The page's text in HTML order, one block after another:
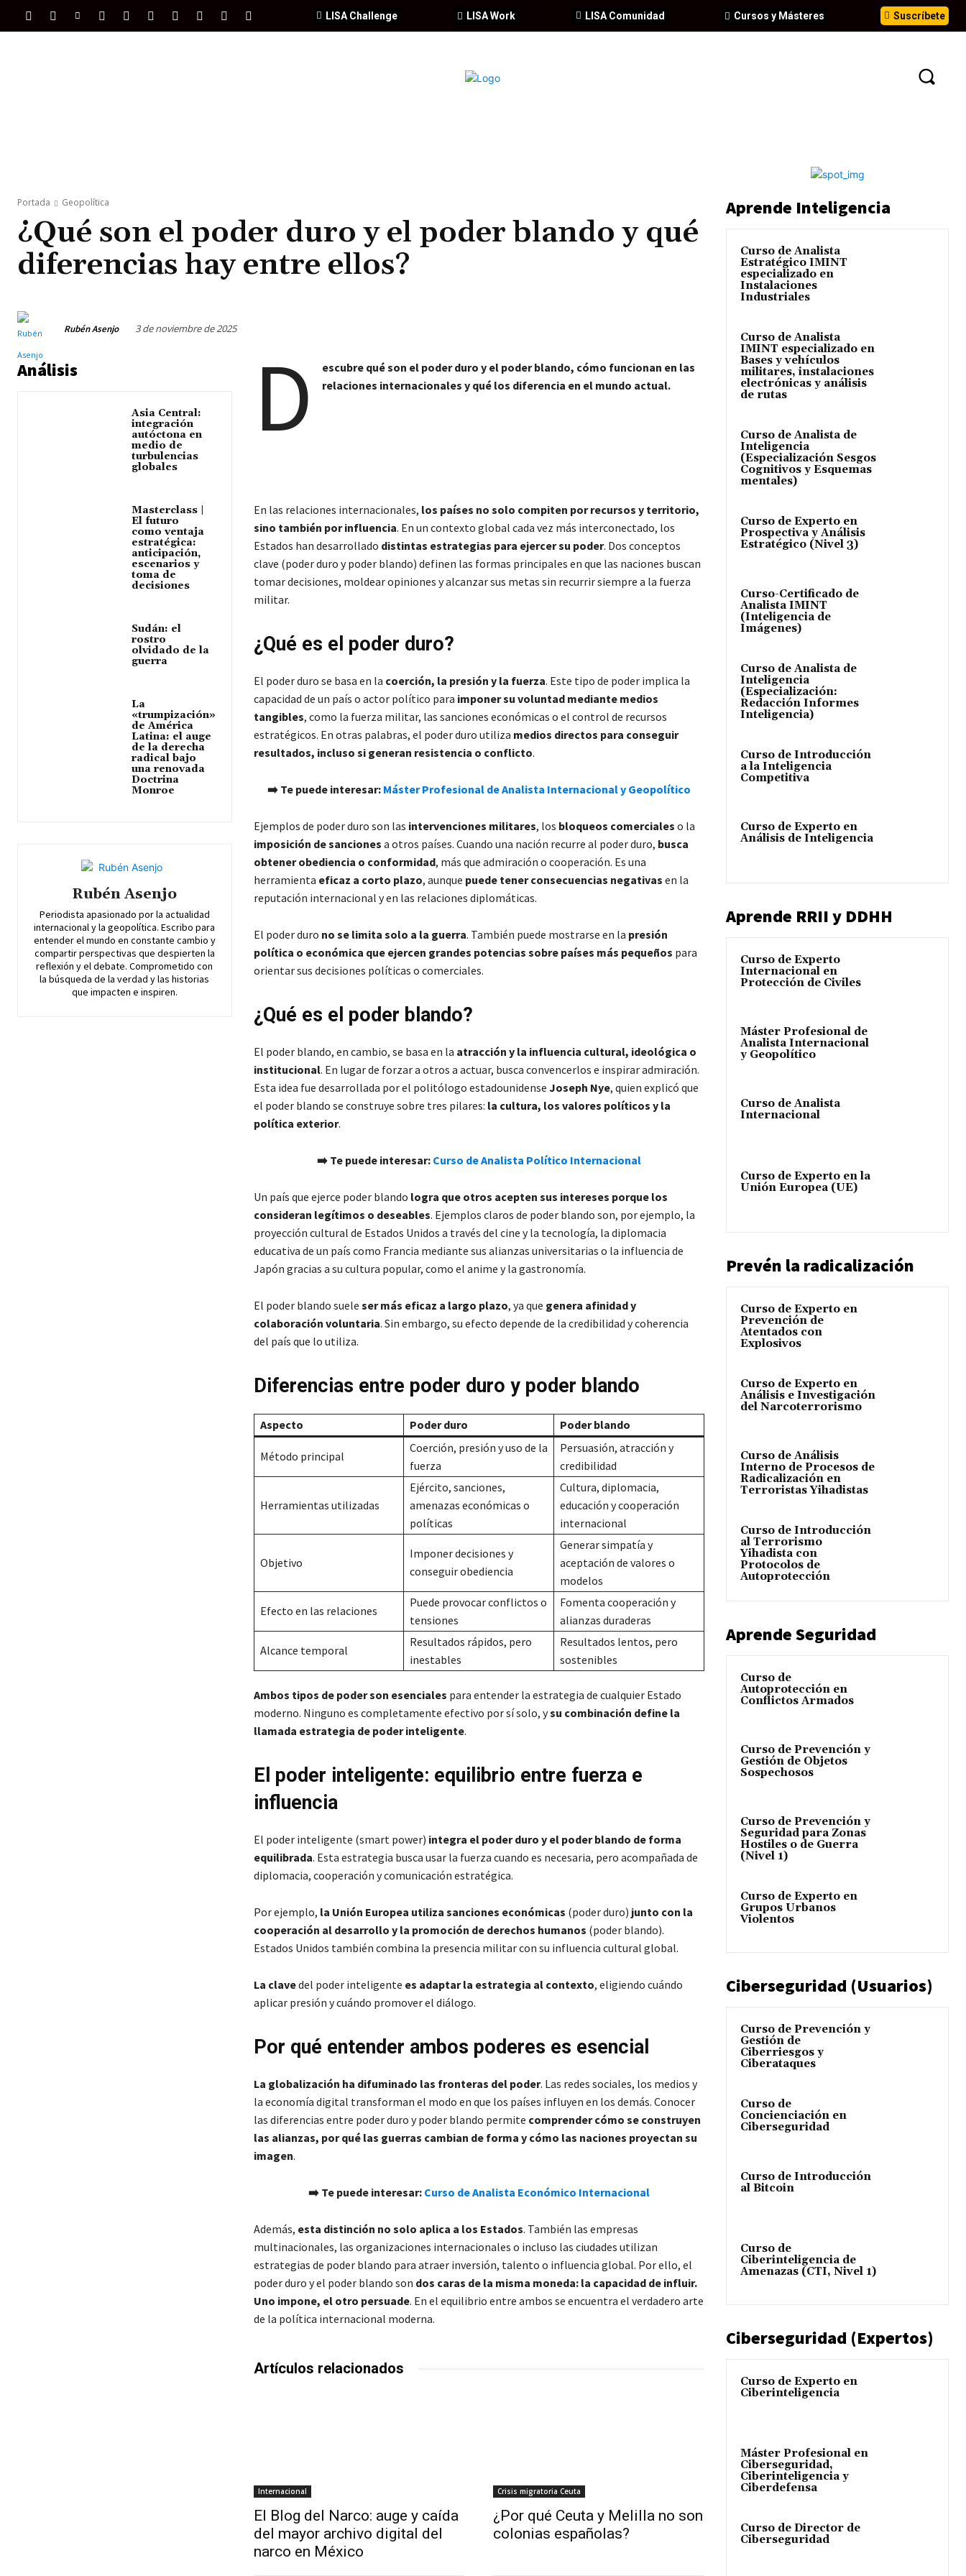
Suscríbete
Cursos y Másteres
LISA Comunidad
LISA Work
LISA Challenge
Portada Geopolítica
¿Qué son el poder duro y el poder blando y qué
diferencias hay entre ellos?
Rubén Asenjo 3 de noviembre de 2025
Análisis
Asia Central:
integración
autóctona en
medio de
turbulencias
globales
Masterclass |
El futuro
como ventaja
estratégica:
anticipación,
escenarios y
toma de
decisiones
Sudán: el
rostro
olvidado de la
guerra
La
«trumpización»
de América
Latina: el auge
de la derecha
radical bajo
una renovada
Doctrina
Monroe
Rubén Asenjo
Periodista apasionado por la actualidad
internacional y la geopolítica. Escribo para
entender el mundo en constante cambio y
compartir perspectivas que despierten la
reflexión y el debate. Comprometido con
la búsqueda de la verdad y las historias
que impacten e inspiren.
D
escubre qué son el poder duro y el poder blando, cómo funcionan en las
relaciones internacionales y qué los diferencia en el mundo actual.
En las relaciones internacionales, los países no solo compiten por recursos y territorio,
sino también por influencia. En un contexto global cada vez más interconectado, los
Estados han desarrollado distintas estrategias para ejercer su poder. Dos conceptos
clave (poder duro y poder blando) definen las formas principales en que las naciones buscan
tomar decisiones, moldear opiniones y alcanzar sus metas sin recurrir siempre a la fuerza
militar.
¿Qué es el poder duro?
El poder duro se basa en la coerción, la presión y la fuerza. Este tipo de poder implica la
capacidad de un país o actor político para imponer su voluntad mediante medios
tangibles, como la fuerza militar, las sanciones económicas o el control de recursos
estratégicos. En otras palabras, el poder duro utiliza medios directos para conseguir
resultados, incluso si generan resistencia o conflicto.
➡️ Te puede interesar: Máster Profesional de Analista Internacional y Geopolítico
Ejemplos de poder duro son las intervenciones militares, los bloqueos comerciales o la
imposición de sanciones a otros países. Cuando una nación recurre al poder duro, busca
obtener obediencia o conformidad, más que admiración o cooperación. Es una
herramienta eficaz a corto plazo, aunque puede tener consecuencias negativas en la
reputación internacional y en las relaciones diplomáticas.
El poder duro no se limita solo a la guerra. También puede mostrarse en la presión
política o económica que ejercen grandes potencias sobre países más pequeños para
orientar sus decisiones políticas o comerciales.
¿Qué es el poder blando?
El poder blando, en cambio, se basa en la atracción y la influencia cultural, ideológica o
institucional. En lugar de forzar a otros a actuar, busca convencerlos e inspirar admiración.
Esta idea fue desarrollada por el politólogo estadounidense Joseph Nye, quien explicó que
el poder blando se construye sobre tres pilares: la cultura, los valores políticos y la
política exterior.
➡️ Te puede interesar: Curso de Analista Político Internacional
Un país que ejerce poder blando logra que otros acepten sus intereses porque los
consideran legítimos o deseables. Ejemplos claros de poder blando son, por ejemplo, la
proyección cultural de Estados Unidos a través del cine y la tecnología, la diplomacia
educativa de un país como Francia mediante sus alianzas universitarias o la influencia de
Japón gracias a su cultura popular, como el anime y la gastronomía.
El poder blando suele ser más eficaz a largo plazo, ya que genera afinidad y
colaboración voluntaria. Sin embargo, su efecto depende de la credibilidad y coherencia
del país que lo utiliza.
Diferencias entre poder duro y poder blando
Aspecto Poder duro Poder blando
Método principal
Coerción, presión y uso de la
fuerza
Persuasión, atracción y
credibilidad
Herramientas utilizadas
Ejército, sanciones,
amenazas económicas o
políticas
Cultura, diplomacia,
educación y cooperación
internacional
Objetivo
Imponer decisiones y
conseguir obediencia
Generar simpatía y
aceptación de valores o
modelos
Efecto en las relaciones
Puede provocar conflictos o
tensiones
Fomenta cooperación y
alianzas duraderas
Alcance temporal
Resultados rápidos, pero
inestables
Resultados lentos, pero
sostenibles
Ambos tipos de poder son esenciales para entender la estrategia de cualquier Estado
moderno. Ninguno es completamente efectivo por sí solo, ysu combinación define la
llamada estrategia de poder inteligente.
El poder inteligente: equilibrio entre fuerza e
influencia
El poder inteligente (smart power) integra el poder duro y el poder blando de forma
equilibrada. Esta estrategia busca usar la fuerza cuando es necesaria, pero acompañada de
diplomacia, cooperación y comunicación estratégica.
Por ejemplo, la Unión Europea utiliza sanciones económicas (poder duro) junto con la
cooperación al desarrollo y la promoción de derechos humanos (poder blando).
Estados Unidos también combina la presencia militar con su influencia cultural global.
La clavedel poder inteligente es adaptar la estrategia al contexto, eligiendo cuándo
aplicar presión y cuándo promover el diálogo.
Por qué entender ambos poderes es esencial
La globalización ha difuminado las fronteras del poder. Las redes sociales, los medios y
la economía digital transforman el modo en que los países influyen en los demás. Conocer
las diferencias entre poder duro y poder blando permite comprender cómo se construyen
las alianzas, por qué las guerras cambian de forma y cómo las naciones proyectan su
imagen.
➡️ Te puede interesar: Curso de Analista Económico Internacional
Además, esta distinción no solo aplica a los Estados. También las empresas
multinacionales, las organizaciones internacionales o incluso las ciudades utilizan
estrategias de poder blando para atraer inversión, talento o influencia global. Por ello, el
poder duro y el poder blando son dos caras de la misma moneda: la capacidad de influir.
Uno impone, el otro persuade. En el equilibrio entre ambos se encuentra el verdadero arte
de la política internacional moderna.
Artículos relacionados
Internacional
El Blog del Narco: auge y caída
del mayor archivo digital del
narco en México
Crisis migratoria Ceuta
¿Por qué Ceuta y Melilla no son
colonias españolas?
Aprende Inteligencia
Curso de Analista
Estratégico IMINT
especializado en
Instalaciones
Industriales
Curso de Analista
IMINT especializado en
Bases y vehículos
militares, instalaciones
electrónicas y análisis
de rutas
Curso de Analista de
Inteligencia
(Especialización Sesgos
Cognitivos y Esquemas
mentales)
Curso de Experto en
Prospectiva y Análisis
Estratégico (Nivel 3)
Curso-Certificado de
Analista IMINT
(Inteligencia de
Imágenes)
Curso de Analista de
Inteligencia
(Especialización:
Redacción Informes
Inteligencia)
Curso de Introducción
a la Inteligencia
Competitiva
Curso de Experto en
Análisis de Inteligencia
Aprende RRII y DDHH
Curso de Experto
Internacional en
Protección de Civiles
Máster Profesional de
Analista Internacional
y Geopolítico
Curso de Analista
Internacional
Curso de Experto en la
Unión Europea (UE)
Prevén la radicalización
Curso de Experto en
Prevención de
Atentados con
Explosivos
Curso de Experto en
Análisis e Investigación
del Narcoterrorismo
Curso de Análisis
Interno de Procesos de
Radicalización en
Terroristas Yihadistas
Curso de Introducción
al Terrorismo
Yihadista con
Protocolos de
Autoprotección
Aprende Seguridad
Curso de
Autoprotección en
Conflictos Armados
Curso de Prevención y
Gestión de Objetos
Sospechosos
Curso de Prevención y
Seguridad para Zonas
Hostiles o de Guerra
(Nivel 1)
Curso de Experto en
Grupos Urbanos
Violentos
Ciberseguridad (Usuarios)
Curso de Prevención y
Gestión de
Ciberriesgos y
Ciberataques
Curso de
Concienciación en
Ciberseguridad
Curso de Introducción
al Bitcoin
Curso de
Ciberinteligencia de
Amenazas (CTI, Nivel 1)
Ciberseguridad (Expertos)
Curso de Experto en
Ciberinteligencia
Máster Profesional en
Ciberseguridad,
Ciberinteligencia y
Ciberdefensa
Curso de Director de
Ciberseguridad